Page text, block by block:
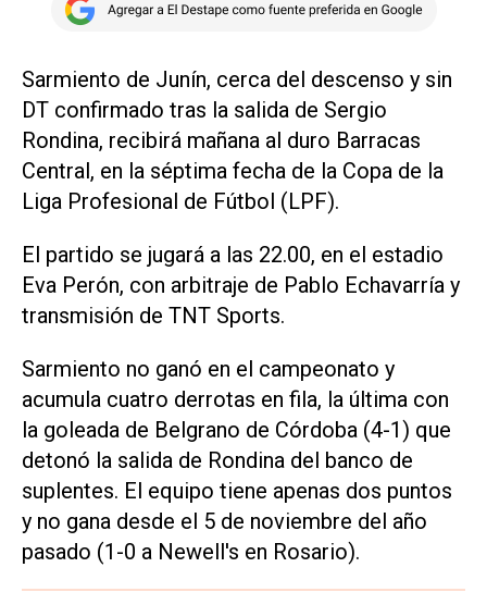
Sarmiento de Junín, cerca del descenso y sin
DT confirmado tras la salida de Sergio
Rondina, recibirá mañana al duro Barracas
Central, en la séptima fecha de la Copa de la
Liga Profesional de Fútbol (LPF).
El partido se jugará a las 22.00, en el estadio
Eva Perón, con arbitraje de Pablo Echavarría y
transmisión de TNT Sports.
Sarmiento no ganó en el campeonato y
acumula cuatro derrotas en fila, la última con
la goleada de Belgrano de Córdoba (4-1) que
detonó la salida de Rondina del banco de
suplentes. El equipo tiene apenas dos puntos
y no gana desde el 5 de noviembre del año
pasado (1-0 a Newell's en Rosario).